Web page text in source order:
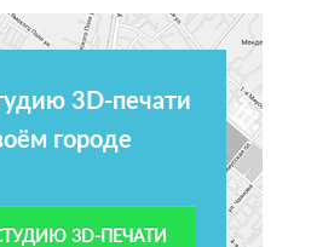
3D-печати
городе
3D-ПЕЧАТИ